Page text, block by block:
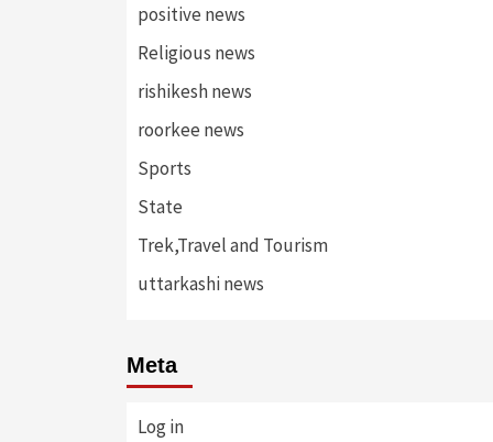
positive news
Religious news
rishikesh news
roorkee news
Sports
State
Trek,Travel and Tourism
uttarkashi news
Meta
Log in